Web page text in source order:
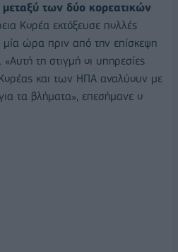
των δύο κορεατικών
Κορέα εκτόξευσε πολλές
μία ώρα πριν από την επίσκεψη
τη στιγμή οι υπηρεσίες
και των ΗΠΑ αναλύουν με
τα βλήματα», επεσήμανε ο